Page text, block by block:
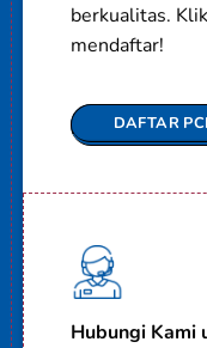
berkualitas.
mendaftar!
DAFTAR
Hubungi Kami